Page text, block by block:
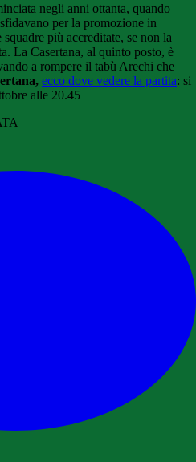
negli anni ottanta, quando
per la promozione in
più accreditate, se non la
La Casertana, al quinto posto, è
a rompere il tabù Arechi che
ecco dove vedere la partita: si
alle 20.45